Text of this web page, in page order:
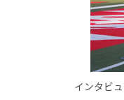
インタビ